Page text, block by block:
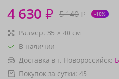
4 630 ₽ 5 140₽ -10%
Размер: 35 × 40 см
В наличии
Доставка в г. Новороссийск:
Покупок за сутки: 45